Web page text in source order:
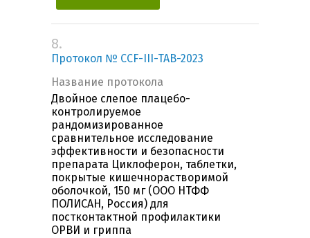
8.
Протокол № CCF-III-TAB-2023
Название протокола
Двойное слепое плацебо-
контролируемое
рандомизированное
сравнительное исследование
эффективности и безопасности
препарата Циклоферон, таблетки,
покрытые кишечнорастворимой
оболочкой, 150 мг (ООО НТФФ
ПОЛИСАН, Россия) для
постконтактной профилактики
ОРВИ и гриппа